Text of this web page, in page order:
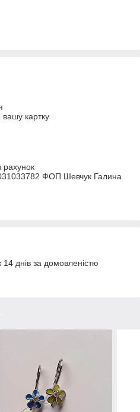
вашу картку
рахунок
ФОП Шевчук Галина
днів за домовленістю